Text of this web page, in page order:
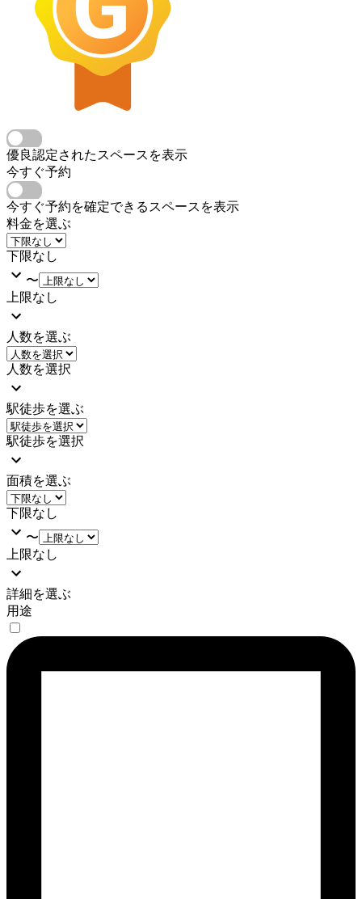
優良認定されたスペースを表示
今すぐ予約
今すぐ予約を確定できるスペースを表示
料金を選ぶ
下限なし
〜
上限なし
人数を選ぶ
人数を選択
駅徒歩を選ぶ
駅徒歩を選択
面積を選ぶ
下限なし
〜
上限なし
詳細を選ぶ
用途